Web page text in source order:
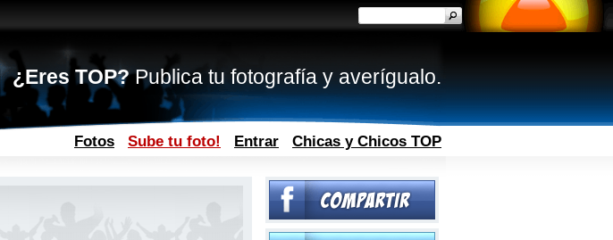
¿Eres TOP?Publica tu fotografía y averígualo.
Fotos Sube tu foto! Entrar Chicas y Chicos TOP